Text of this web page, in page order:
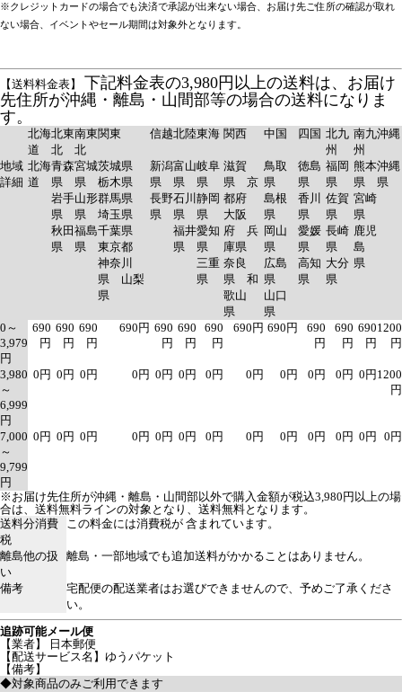
※クレジットカードの場合でも決済で承認が出来ない場合、お届け先ご住所の確認が取れ
ない場合、イベントやセール期間は対象外となります。
【送料料金表】
下記料金表の3,980円以上の送料は、お届け
先住所が沖縄・離島・山間部等の場合の送料になりま
す。
北海
道
北東
北
南東
北
関東 信越北陸東海 関西 中国 四国 北九
州
南九
州
沖縄
地域
詳細
北海
道
青森
県
岩手
県
秋田
県
宮城
県
山形
県
福島
県
茨城県
栃木県
群馬県
埼玉県
千葉県
東京都
神奈川
県 山梨
県
新潟
県
長野
県
富山
県
石川
県
福井
県
岐阜
県
静岡
県
愛知
県
三重
県
滋賀
県 京
都府
大阪
府 兵
庫県
奈良
県 和
歌山
県
鳥取
県
島根
県
岡山
県
広島
県
山口
県
徳島
県
香川
県
愛媛
県
高知
県
福岡
県
佐賀
県
長崎
県
大分
県
熊本
県
宮崎
県
鹿児
島
県
沖縄
県
0～
3,979
円
690
円
690
円
690
円
690円 690
円
690
円
690
円
690円 690円
690
円
690
円
690
円
1200
円
3,980
～
6,999
円
0円 0円 0円 0円 0円 0円 0円 0円 0円 0円 0円 0円 1200
円
7,000
～
9,799
円
0円 0円 0円 0円 0円 0円 0円 0円 0円 0円 0円 0円 0円
※お届け先住所が沖縄・離島・山間部以外で購入金額が税込3,980円以上の場
合は、送料無料ラインの対象となり、送料無料となります。
送料分消費
税
この料金には消費税が 含まれています。
離島他の扱
い
離島・一部地域でも追加送料がかかることはありません。
備考
宅配便の配送業者はお選びできませんので、予めご了承くださ
い。
追跡可能メール便
【業者】 日本郵便
【配送サービス名】ゆうパケット
【備考】
◆対象商品のみご利用できます